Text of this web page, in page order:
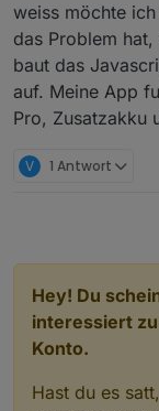
weiss möchte
das Problem
baut das
auf. Meine App
Pro, Zusatzakku
V 1 Antwort
Hey! Du
interessiert
Konto.
Hast du es